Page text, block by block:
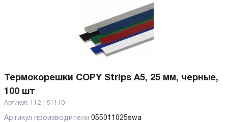
Термокорешки COPY Strips A5, 25 мм, черные,
100 шт
Артикул: 112-151110
Артикул производителя 055011025swa